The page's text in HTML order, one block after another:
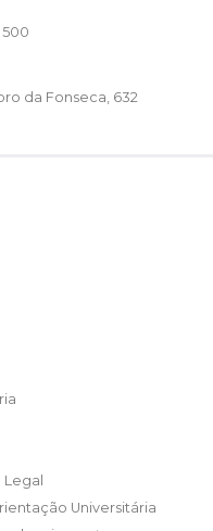
500
da Fonseca, 632
Universitária